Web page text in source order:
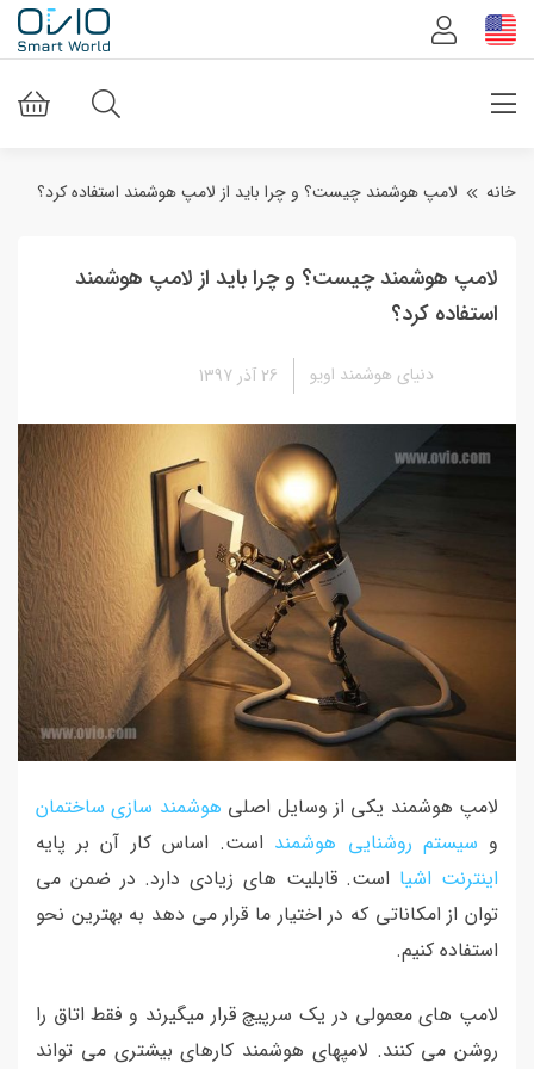
خانه لامپ هوشمند چیست؟ و چرا باید از لامپ هوشمند استفاده کرد؟
لامپ هوشمند چیست؟ و چرا باید از لامپ هوشمند
استفاده کرد؟
دنیای هوشمند اویو
لامپ هوشمند یکی از وسایل اصلی هوشمند سازی ساختمان
و سیستم روشنایی هوشمند است. اساس کار آن بر پایه
اینترنت اشیا است. قابلیت های زیادی دارد. در ضمن می
توان از امکاناتی که در اختیار ما قرار می دهد به بهترین نحو
استفاده کنیم.
لامپ های معمولی در یک سرپیچ قرار میگیرند و فقط اتاق را
روشن می کنند. لامپهای هوشمند کارهای بیشتری می تواند